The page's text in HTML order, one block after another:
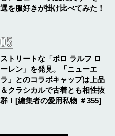
選を服好きが掛け比べてみた！
ストリートな「ポロ ラルフ ロ
ーレン」を発見。「ニューエ
ラ」とのコラボキャップは上品
＆クラシカルで古着とも相性抜
群！[編集者の愛用私物 ＃355]